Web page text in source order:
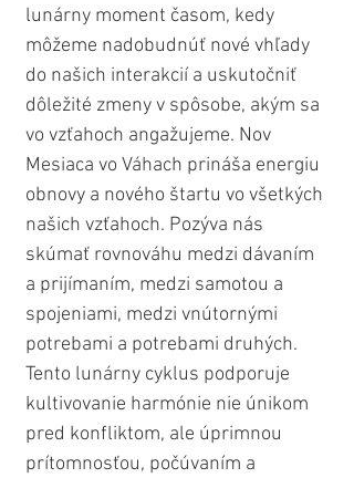
lunárny moment časom, kedy
môžeme nadobudnúť nové vhľady
do našich interakcií a uskutočniť
dôležité zmeny v spôsobe, akým sa
vo vzťahoch angažujeme. Nov
Mesiaca vo Váhach prináša energiu
obnovy a nového štartu vo všetkých
našich vzťahoch. Pozýva nás
skúmať rovnováhu medzi dávaním
a prijímaním, medzi samotou a
spojeniami, medzi vnútornými
potrebami a potrebami druhých.
Tento lunárny cyklus podporuje
kultivovanie harmónie nie únikom
pred konfliktom, ale úprimnou
prítomnosťou, počúvaním a